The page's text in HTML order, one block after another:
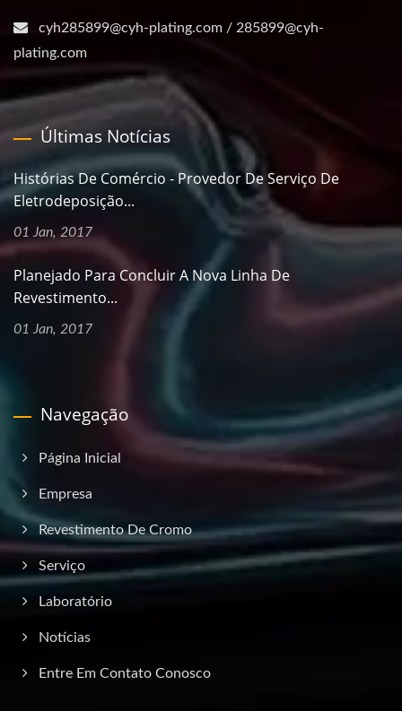
cyh285899@cyh-plating.com / 285899@cyh-
plating.com
Últimas Notícias
Histórias De Comércio - Provedor De Serviço De
Eletrodeposição...
01 Jan, 2017
Planejado Para Concluir A Nova Linha De
Revestimento...
01 Jan, 2017
Navegação
Página Inicial
Empresa
Revestimento De Cromo
Serviço
Laboratório
Notícias
Entre Em Contato Conosco